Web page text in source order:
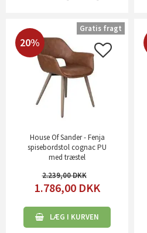
20%
House Of Sander - Fenja
spisebordstol cognac PU
med træstel
2.239,00
1.786,00 DKK
LÆG I KURVEN
Gratis fragt